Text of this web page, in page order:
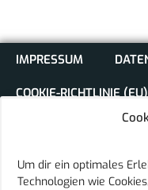
Um dir ein optimales
Technologien wie
IMPRESSUM
COOKIE-RICHTLINIE (EU)